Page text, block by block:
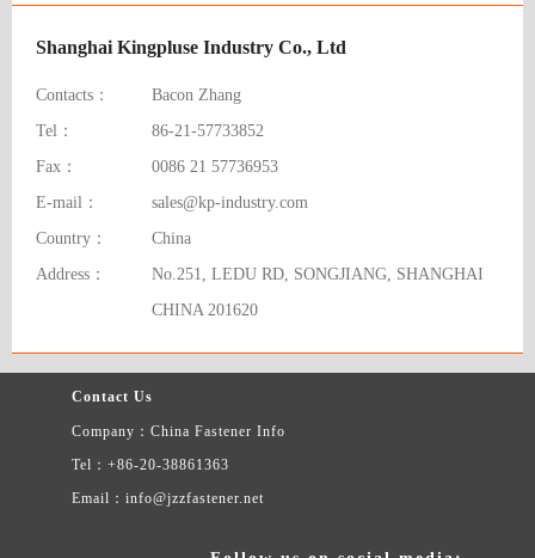
Shanghai Kingpluse Industry Co., Ltd
Contacts：
Bacon Zhang
Tel：
86-21-57733852
Fax：
0086 21 57736953
E-mail：
sales@kp-industry.com
Country：
China
Address：
No.251, LEDU RD, SONGJIANG, SHANGHAI
CHINA 201620
Contact Us
Company：China Fastener Info
Tel：+86-20-38861363
Email：info@jzzfastener.net